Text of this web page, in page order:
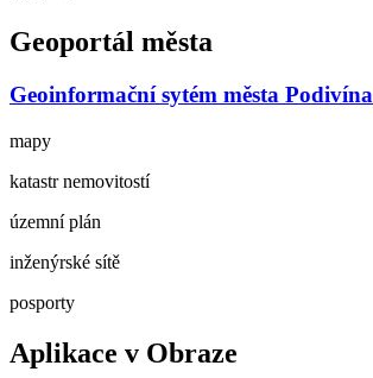
Geoportál města
Geoinformační sytém města Podivína
mapy
katastr nemovitostí
územní plán
inženýrské sítě
posporty
Aplikace v Obraze